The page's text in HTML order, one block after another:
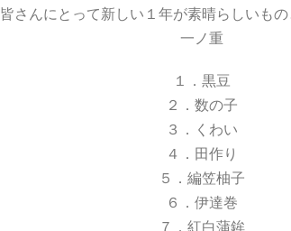
皆さんにとって新しい１年が素晴らしいも
一ノ重
１．黒豆
２．数の子
３．くわい
４．田作り
５．編笠柚子
６．伊達巻
７．紅白蒲鉾